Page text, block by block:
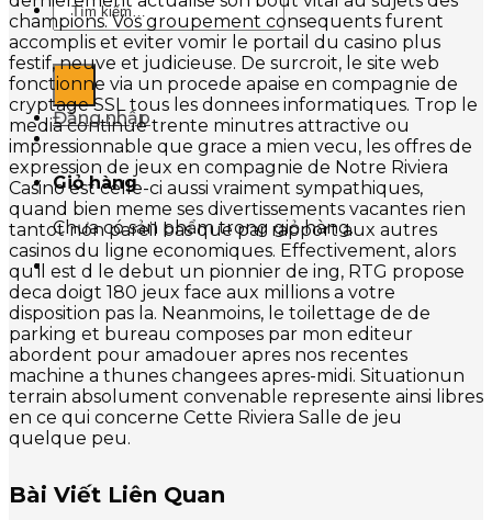
kiếm:
Đăng nhập
Giỏ hàng
Chưa có sản phẩm trong giỏ hàng.
champions. Vos groupement consequents furent
accomplis et eviter vomir le portail du casino plus
festif, neuve et judicieuse. De surcroit, le site web
fonctionne via un procede apaise en compagnie de
cryptage SSL tous les donnees informatiques. Trop le
media continue trente minutres attractive ou
impressionnable que grace a mien vecu, les offres de
expression de jeux en compagnie de Notre Riviera
Casino est celle-ci aussi vraiment sympathiques,
quand bien meme ses divertissements vacantes rien
tantot non pareil bas que par rapport aux autres
casinos du ligne economiques. Effectivement, alors
qu’il est d le debut un pionnier de ing, RTG propose
deca doigt 180 jeux face aux millions a votre
disposition pas la. Neanmoins, le toilettage de de
parking et bureau composes par mon editeur
abordent pour amadouer apres nos recentes
machine a thunes changees apres-midi. Situationun
terrain absolument convenable represente ainsi libres
en ce qui concerne Cette Riviera Salle de jeu
quelque peu.
Bài Viết Liên Quan